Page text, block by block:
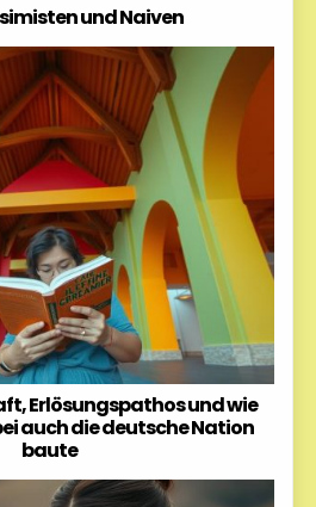
und Naiven
Erlösungspathos und wie
auch die deutsche Nation
baute